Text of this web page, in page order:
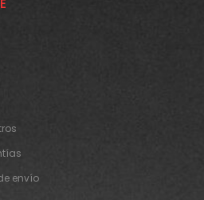
envío